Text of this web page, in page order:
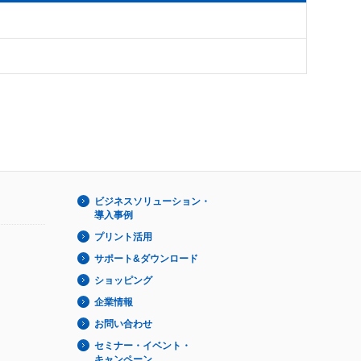
ビジネスソリューション・
導入事例
プリント活用
サポート&ダウンロード
ショッピング
企業情報
お問い合わせ
セミナー・イベント・